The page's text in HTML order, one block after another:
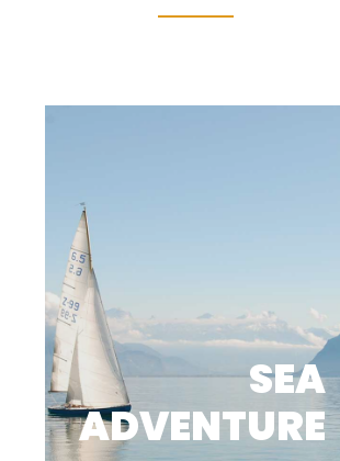
SEA
ADVENTURE